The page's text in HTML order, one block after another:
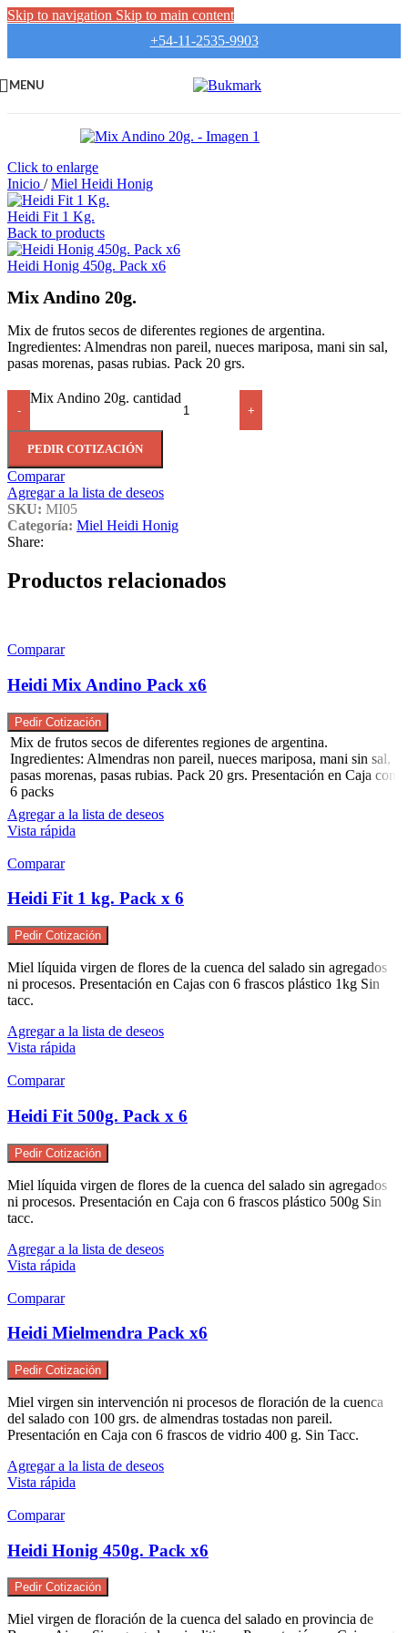
Skip to navigation Skip to main content
+54-11-2535-9903
MENU
Click to enlarge
Inicio / Miel Heidi Honig
Heidi Fit 1 Kg.
Back to products
Heidi Honig 450g. Pack x6
Mix Andino 20g.
Mix de frutos secos de diferentes regiones de argentina.
Ingredientes: Almendras non pareil, nueces mariposa, mani sin sal,
pasas morenas, pasas rubias. Pack 20 grs.
-
Mix Andino 20g. cantidad
+
PEDIR COTIZACIÓN
Comparar
Agregar a la lista de deseos
SKU: MI05
Categoría: Miel Heidi Honig
Share:
Productos relacionados
Comparar
Heidi Mix Andino Pack x6
Pedir Cotización
Mix de frutos secos de diferentes regiones de argentina.
Ingredientes: Almendras non pareil, nueces mariposa, mani sin sal,
pasas morenas, pasas rubias. Pack 20 grs. Presentación en Caja con
6 packs
Agregar a la lista de deseos
Vista rápida
Comparar
Heidi Fit 1 kg. Pack x 6
Pedir Cotización
Miel líquida virgen de flores de la cuenca del salado sin agregados
ni procesos. Presentación en Cajas con 6 frascos plástico 1kg Sin
tacc.
Agregar a la lista de deseos
Vista rápida
Comparar
Heidi Fit 500g. Pack x 6
Pedir Cotización
Miel líquida virgen de flores de la cuenca del salado sin agregados
ni procesos. Presentación en Caja con 6 frascos plástico 500g Sin
tacc.
Agregar a la lista de deseos
Vista rápida
Comparar
Heidi Mielmendra Pack x6
Pedir Cotización
Miel virgen sin intervención ni procesos de floración de la cuenca
del salado con 100 grs. de almendras tostadas non pareil.
Presentación en Caja con 6 frascos de vidrio 400 g. Sin Tacc.
Agregar a la lista de deseos
Vista rápida
Comparar
Heidi Honig 450g. Pack x6
Pedir Cotización
Miel virgen de floración de la cuenca del salado en provincia de